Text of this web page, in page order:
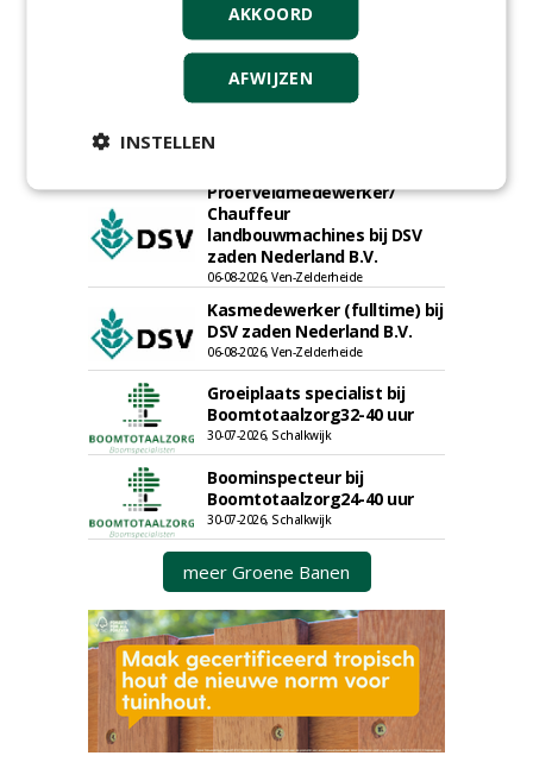
Rayon- account manager
Nederland; regio Noord &
regio Zuid
18-06-2026, Noord & regio Zuid
Export Manager bij PERFECT -
12-06-2026, Dreumel
Proefveldmedewerker/
Chauffeur
landbouwmachines bij DSV
zaden Nederland B.V.
06-08-2026, Ven-Zelderheide
Kasmedewerker (fulltime) bij
DSV zaden Nederland B.V.
06-08-2026, Ven-Zelderheide
Groeiplaats specialist bij
Boomtotaalzorg32-40 uur
30-07-2026, Schalkwijk
Boominspecteur bij
Boomtotaalzorg24-40 uur
30-07-2026, Schalkwijk
meer Groene Banen
AKKOORD
AFWIJZEN
INSTELLEN